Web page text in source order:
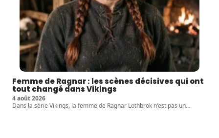
Femme de Ragnar : les scènes décisives qui ont
tout changé dans Vikings
4 août 2026
Dans la série Vikings, la femme de Ragnar Lothbrok n'est pas un…